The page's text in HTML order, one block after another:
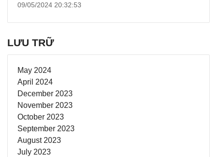
09/05/2024 20:32:53
LƯU TRỮ
May 2024
April 2024
December 2023
November 2023
October 2023
September 2023
August 2023
July 2023